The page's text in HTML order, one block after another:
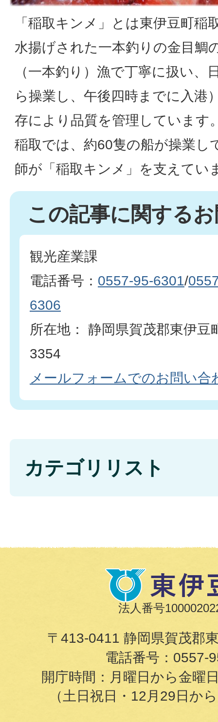
「稲取キンメ」とは東伊豆町稲
水揚げされた一本釣りの金目鯛
（一本釣り）漁で丁寧に扱い、
ら操業し、午後四時までに入港
存により品質を管理しています
稲取では、約60隻の船が操業し
師が「稲取キンメ」を支えてい
この記事に関する
観光産業課
電話番号： 0557-95-6301/
6306
所在地： 静岡県賀茂郡東伊豆
3354
メールフォームでのお問い合
カテゴリリスト
法人番号
〒413-0411 静岡県賀茂郡
電話番号： 0557-
開庁時間：月曜日から金曜
（土日祝日・12月29日か